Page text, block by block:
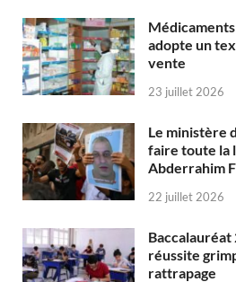
adopte un
vente
23 juillet 2026
Le ministère
faire toute la
Abderrahim
22 juillet 2026
Baccalauréat
réussite
rattrapage